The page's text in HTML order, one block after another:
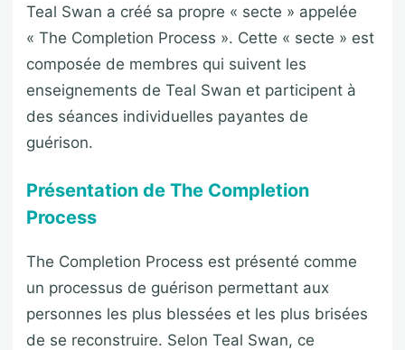
Teal Swan a créé sa propre « secte » appelée
« The Completion Process ». Cette « secte » est
composée de membres qui suivent les
enseignements de Teal Swan et participent à
des séances individuelles payantes de
guérison.
Présentation de The Completion
Process
The Completion Process est présenté comme
un processus de guérison permettant aux
personnes les plus blessées et les plus brisées
de se reconstruire. Selon Teal Swan, ce